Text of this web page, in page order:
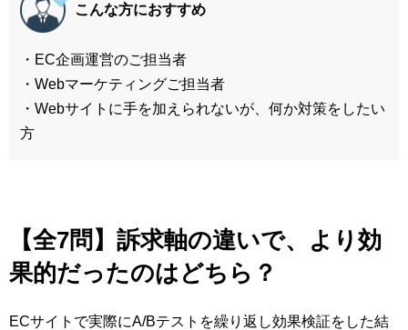
こんな方におすすめ
・EC企画運営のご担当者
・Webマーケティングご担当者
・Webサイトに手を加えられないが、何か対策をしたい
方
【全7問】訴求軸の違いで、より効
果的だったのはどちら？
ECサイトで実際にA/Bテストを繰り返し効果検証をした結